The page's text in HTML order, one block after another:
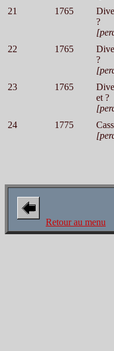
21
1765
?
22
1765
?
23
1765
et ?
24
1775
Retour au menu